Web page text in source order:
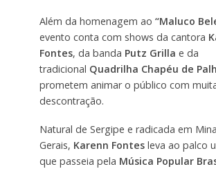
Além da homenagem ao “Maluco
evento conta com shows da cantora
Fontes, da banda Putz Grilla e da
tradicional Quadrilha Chapéu de
prometem animar o público com
descontração.
Natural de Sergipe e radicada em
Gerais, Karenn Fontesleva ao palco
que passeia pela Música Popular